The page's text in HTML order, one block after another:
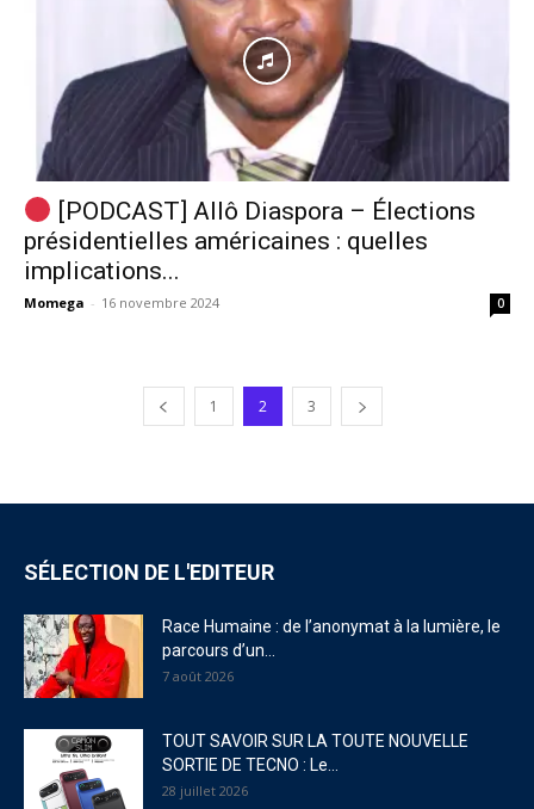
[PODCAST] Allô Diaspora – Élections
présidentielles américaines : quelles
implications...
Momega - 16 novembre 2024 0
1 2 3
SÉLECTION DE L'EDITEUR
Race Humaine : de l’anonymat à la lumière, le
parcours d’un...
7 août 2026
TOUT SAVOIR SUR LA TOUTE NOUVELLE
SORTIE DE TECNO : Le...
28 juillet 2026